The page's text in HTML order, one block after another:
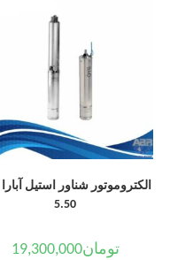
5.50
تومان19,300,000